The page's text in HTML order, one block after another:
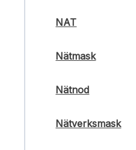
NAT
Nätmask
Nätnod
Nätverksmask